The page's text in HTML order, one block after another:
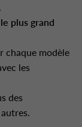
le plus grand
chaque modèle
les
des